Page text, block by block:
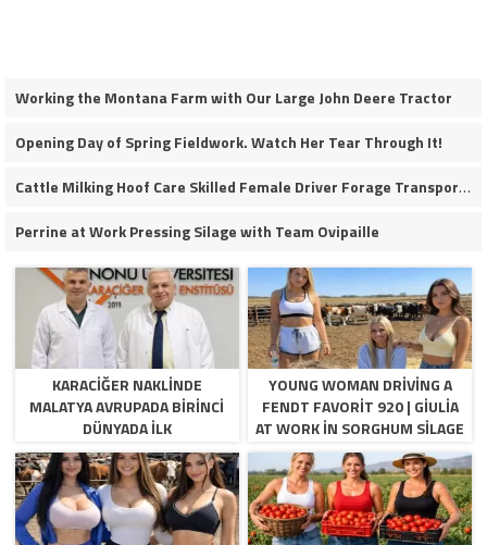
Working the Montana Farm with Our Large John Deere Tractor
Opening Day of Spring Fieldwork. Watch Her Tear Through It!
Cattle Milking Hoof Care Skilled Female Driver Forage Transport Calf Moving Operations
Perrine at Work Pressing Silage with Team Ovipaille
KARACIĞER NAKLINDE
MALATYA AVRUPADA BIRINCI
DÜNYADA İLK
YOUNG WOMAN DRIVING A
FENDT FAVORIT 920 | GIULIA
AT WORK IN SORGHUM SILAGE